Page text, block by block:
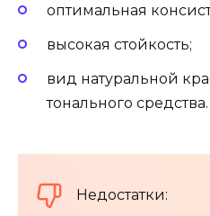
оптимальная
высокая стойкость;
вид натуральной
тонального средства.
Недостатки: